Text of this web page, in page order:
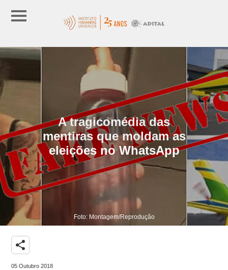
A tragicomédia das
mentiras que moldam as
eleições no WhatsApp
Foto: Montagem/Reprodução
share
05 Outubro 2018